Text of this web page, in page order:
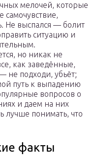
мелочей, которые
самочувствие,
Не выспался — болит
ситуацию и
но никак не
как заведённые,
не подходи, убьёт;
путь к выпадению
вопросов о
и даем на них
лучше понимать, что
факты